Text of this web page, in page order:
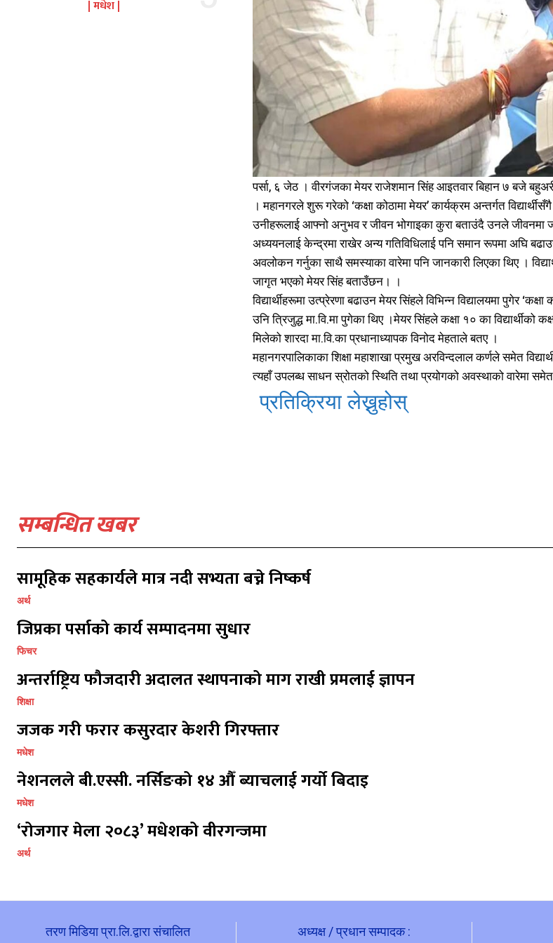
समाचार 1080
215
राजनीति 55
अर्थ
फिचर 28
विशेष 25
प्रदेश 21
शिक्षा 19
बागमती 16
स्वास्थ्य
खेलकूद 15
खेल 13
विश्व 11
मनोरञ्जन 10
पत्रपत्रिका 9
कोशी
प्रतिक्रिया लेख्नुहोस्
समाचार 1080
215
राजनीति 55
अर्थ
फिचर 28
विशेष 25
प्रदेश 21
शिक्षा 19
बागमती 16
स्वास्थ्य
खेलकूद 15
खेल 13
विश्व 11
मनोरञ्जन 10
पत्रपत्रिका 9
कोशी
प्रतिक्रिया लेख्नुहोस्
मधेश
पर्सा, ६ जेठ । वीरगंजका मेयर राजेशमान सिंह आइतवार बिहान ७ बजे
। महानगरले शुरू गरेको ‘कक्षा कोठामा मेयर’ कार्यक्रम अन्तर्गत
उनीहरूलाई आफ्नो अनुभव र जीवन भोगाइका कुरा बताउंदै उनले जीवनमा
अध्ययनलाई केन्द्रमा राखेर अन्य गतिविधिलाई पनि समान रूपमा अघि
अवलोकन गर्नुका साथै समस्याका वारेमा पनि जानकारी लिएका थिए ।
जागृत भएको मेयर सिंह बताउँछन। ।
विद्यार्थीहरूमा उत्प्रेरणा बढाउन मेयर सिंहले विभिन्न विद्यालयमा पुगेर
उनि त्रिजुद्ध मा.वि.मा पुगेका थिए ।मेयर सिंहले कक्षा १० का विद्यार्थीको
मिलेको शारदा मा.वि.का प्रधानाध्यापक विनोद मेहताले बतए ।
महानगरपालिकाका शिक्षा महाशाखा प्रमुख अरविन्दलाल कर्णले समेत
त्यहाँ उपलब्ध साधन स्रोतको स्थिति तथा प्रयोगको अवस्थाको वारेमा
प्रतिक्रिया लेख्नुहोस्
सम्बन्धित खबर
सामूहिक सहकार्यले मात्र नदी सभ्यता बच्ने निष्कर्ष
अर्थ
जिप्रका पर्साको कार्य सम्पादनमा सुधार
फिचर
अन्तर्राष्ट्रिय फौजदारी अदालत स्थापनाको माग राखी प्रमलाई ज्ञापन
शिक्षा
जजक गरी फरार कसुरदार केशरी गिरफ्तार
मधेश
नेशनलले बी.एस्सी. नर्सिङको १४ औँ ब्याचलाई गर्यो बिदाइ
मधेश
‘रोजगार मेला २०८३’ मधेशको वीरगन्जमा
अर्थ
तरण मिडिया प्रा.लि.द्वारा संचालित अध्यक्ष / प्रधान सम्पादक :